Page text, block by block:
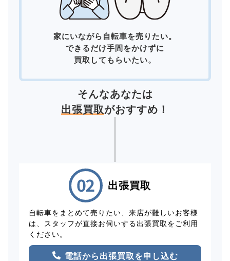
家にいながら自転車を売りたい。
できるだけ手間をかけずに
買取してもらいたい。
そんなあなたは
出張買取がおすすめ！
出張買取
自転車をまとめて売りたい、来店が難しいお客様
は、スタッフが直接お伺いする出張買取をご利用
ください。
電話から出張買取を申し込む